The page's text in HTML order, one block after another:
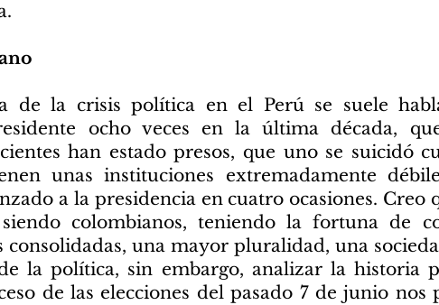
de la crisis política en el Perú se suele
ocho veces en la última década,
han estado presos, que uno se suicidó
unas instituciones extremadamente
a la presidencia en cuatro ocasiones. Creo
colombianos, teniendo la fortuna de
consolidadas, una mayor pluralidad, una
la política, sin embargo, analizar la historia
de las elecciones del pasado 7 de junio nos